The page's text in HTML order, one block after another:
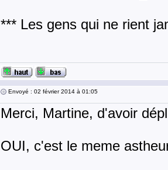
*** Les gens qui ne rient
Envoyé : 02 février 2014 à 01:05
Merci, Martine, d'avoir
OUI, c'est le meme